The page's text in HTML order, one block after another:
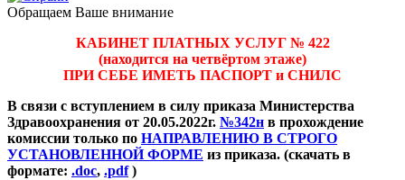
Обращаем Ваше внимание
КАБИНЕТ ПЛАТНЫХ УСЛУГ № 422
(находится на четвёртом этаже)
ПРИ СЕБЕ ИМЕТЬ ПАСПОРТ и СНИЛС
В связи с вступлением в силу приказа Министерства
Здравоохранения от 20.05.2022г. №342н в прохождение
комиссии только по НАПРАВЛЕНИЮ В СТРОГО
УСТАНОВЛЕННОЙ ФОРМЕ из приказа. (скачать в
формате: .doc, .pdf)